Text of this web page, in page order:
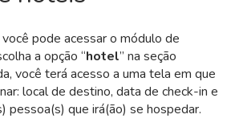
pode acessar o módulo de
a opção “hotel” na seção
você terá acesso a uma tela em que
local de destino, data de check-in e
pessoa(s) que irá(ão) se hospedar.